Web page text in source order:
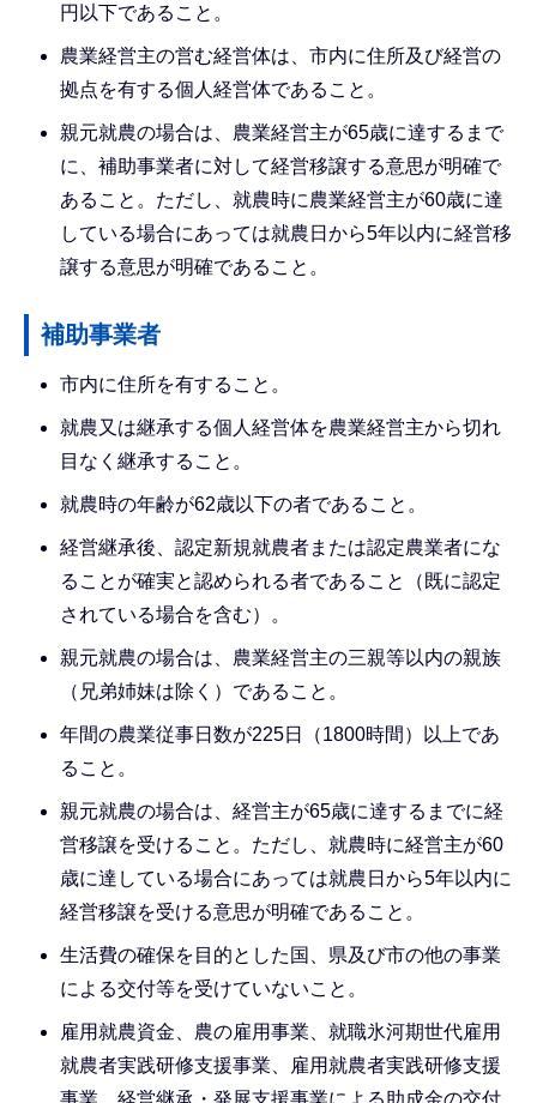
円以下であること。
農業経営主の営む経営体は、市内に住所及び経営の
拠点を有する個人経営体であること。
親元就農の場合は、農業経営主が65歳に達するまで
に、補助事業者に対して経営移譲する意思が明確で
あること。ただし、就農時に農業経営主が60歳に達
している場合にあっては就農日から5年以内に経営移
譲する意思が明確であること。
補助事業者
市内に住所を有すること。
就農又は継承する個人経営体を農業経営主から切れ
目なく継承すること。
就農時の年齢が62歳以下の者であること。
経営継承後、認定新規就農者または認定農業者にな
ることが確実と認められる者であること（既に認定
されている場合を含む）。
親元就農の場合は、農業経営主の三親等以内の親族
（兄弟姉妹は除く）であること。
年間の農業従事日数が225日（1800時間）以上であ
ること。
親元就農の場合は、経営主が65歳に達するまでに経
営移譲を受けること。ただし、就農時に経営主が60
歳に達している場合にあっては就農日から5年以内に
経営移譲を受ける意思が明確であること。
生活費の確保を目的とした国、県及び市の他の事業
による交付等を受けていないこと。
雇用就農資金、農の雇用事業、就職氷河期世代雇用
就農者実践研修支援事業、雇用就農者実践研修支援
事業、経営継承・発展支援事業による助成金の交付